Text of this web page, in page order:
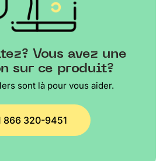
Vous avez une
sur ce produit?
sont là pour vous aider.
866 320-9451